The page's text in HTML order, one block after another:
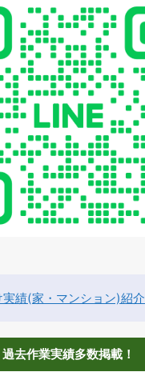
実績(家・マンション)紹介
過去作業実績多数掲載！